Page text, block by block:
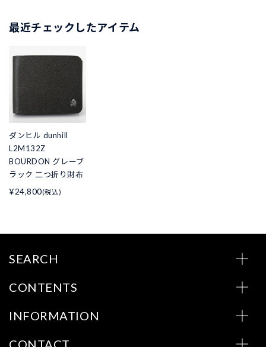
最近チェックしたアイテム
ダンヒル dunhill
L2M132Z
BOURDON グレーブ
ラック 二つ折り財布
¥24,800(税込)
SEARCH
CONTENTS
INFORMATION
CONTACT